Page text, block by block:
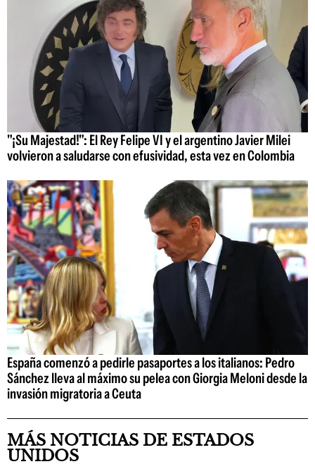
"¡Su Majestad!": El Rey Felipe VI y el argentino Javier Milei
volvieron a saludarse con efusividad, esta vez en Colombia
España comenzó a pedirle pasaportes a los italianos: Pedro
Sánchez lleva al máximo su pelea con Giorgia Meloni desde la
invasión migratoria a Ceuta
MÁS NOTICIAS DE ESTADOS
UNIDOS